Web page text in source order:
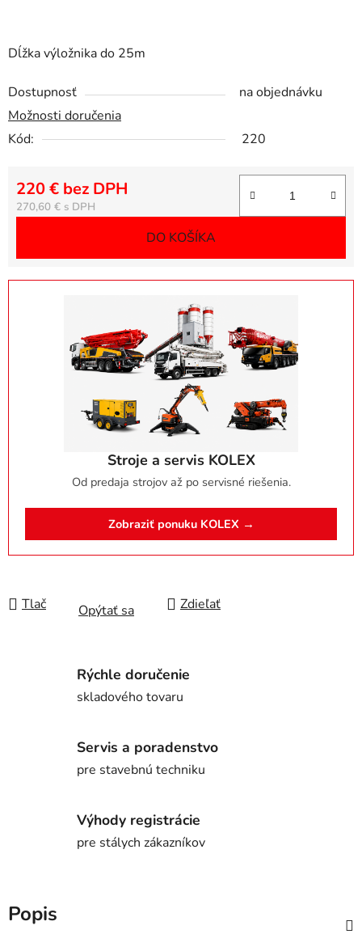
Dĺžka výložnika do 25m
Dostupnosť
na objednávku
Možnosti doručenia
Kód:
220
270,60 €
220 € bez DPH
DO KOŠÍKA
Stroje a servis KOLEX
Od predaja strojov až po servisné riešenia.
Zobraziť ponuku KOLEX →
Tlač Opýtať sa Zdieľať
Rýchle doručenie
skladového tovaru
Servis a poradenstvo
pre stavebnú techniku
Výhody registrácie
pre stálych zákazníkov
Popis